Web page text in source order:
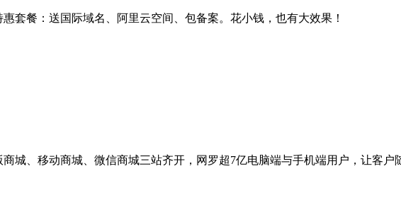
惠套餐：送国际域名、阿里云空间、包备案。花小钱，也有大效果！
商城、移动商城、微信商城三站齐开，网罗超7亿电脑端与手机端用户，让客